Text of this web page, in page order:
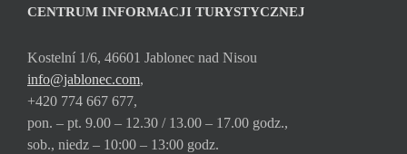
CENTRUM INFORMACJI TURYSTYCZNEJ
Kostelní 1/6, 46601 Jablonec nad Nisou
info@jablonec.com,
+420 774 667 677,
pon. – pt. 9.00 – 12.30 / 13.00 – 17.00 godz.,
sob., niedz – 10:00 – 13:00 godz.